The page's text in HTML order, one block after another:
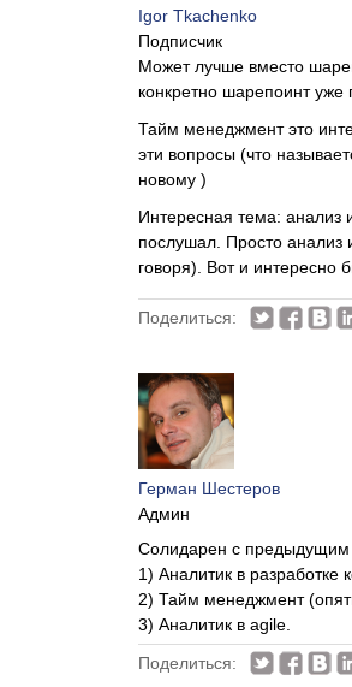
Igor Tkachenko
Подписчик
Может лучше вместо
конкретно шарепоинт уже
Тайм менеджмент это
эти вопросы (что
новому )
Интересная тема: анализ
послушал. Просто анализ
говоря). Вот и интересно
Поделиться:
Герман Шестеров
Админ
Солидарен с
1) Аналитик в разработке
2) Тайм менеджмент
3) Аналитик в agile.
Поделиться: